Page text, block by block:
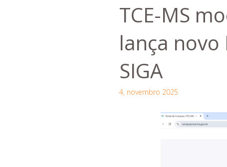
TCE-MS
lança
SIGA
4, novembro 2025